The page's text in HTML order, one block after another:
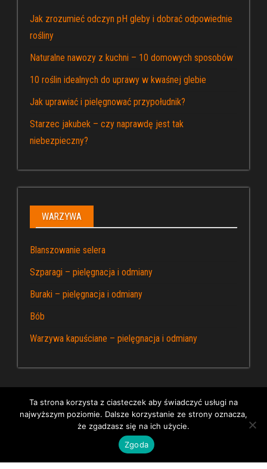
Jak zrozumieć odczyn pH gleby i dobrać odpowiednie
rośliny
Naturalne nawozy z kuchni – 10 domowych sposobów
10 roślin idealnych do uprawy w kwaśnej glebie
Jak uprawiać i pielęgnować przypołudnik?
Starzec jakubek – czy naprawdę jest tak
niebezpieczny?
WARZYWA
Blanszowanie selera
Szparagi – pielęgnacja i odmiany
Buraki – pielęgnacja i odmiany
Bób
Warzywa kapuściane – pielęgnacja i odmiany
Dumnie wspierane przez WordPress|Kapusta – blog
ogrodniczy
Ta strona korzysta z ciasteczek aby świadczyć usługi na
najwyższym poziomie. Dalsze korzystanie ze strony oznacza,
że zgadzasz się na ich użycie.
Zgoda